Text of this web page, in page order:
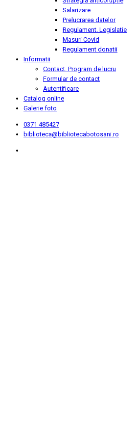
Salarizare
Prelucrarea datelor
Regulament. Legislatie
Masuri Covid
Regulament donatii
Informatii
Contact. Program de lucru
Formular de contact
Autentificare
Catalog online
Galerie foto
0371 485427
biblioteca@bibliotecabotosani.ro